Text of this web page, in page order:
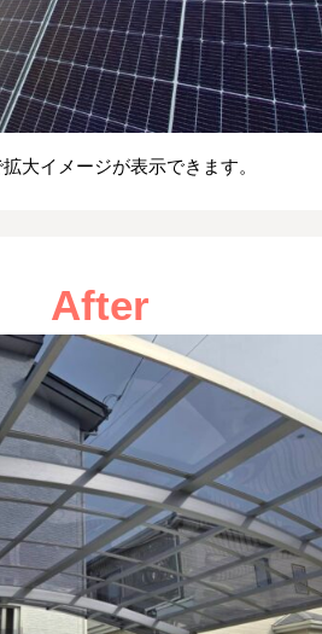
大イメージが表示できます。
After